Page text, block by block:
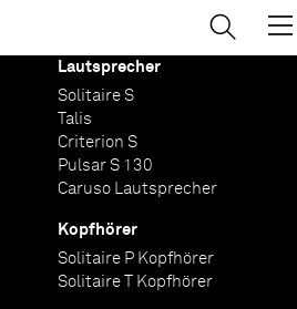
Lautsprecher
Solitaire S
Talis
Criterion S
Pulsar S 130
Caruso Lautsprecher
Kopfhörer
Solitaire P Kopfhörer
Solitaire T Kopfhörer
→ ×